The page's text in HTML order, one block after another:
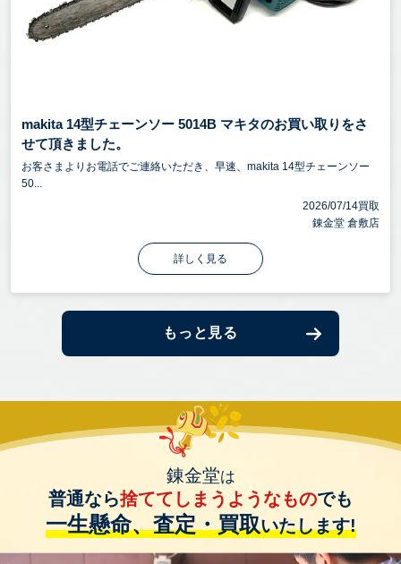
makita 14型チェーンソー 5014B マキタのお買い取りをさ
せて頂きました。
お客さまよりお電話でご連絡いただき、早速、makita 14型チェーンソー
50...
2026/07/14買取
錬金堂 倉敷店
詳しく見る
もっと見る
錬金堂は
普通なら捨ててしまうようなものでも
一生懸命、査定・買取いたします!